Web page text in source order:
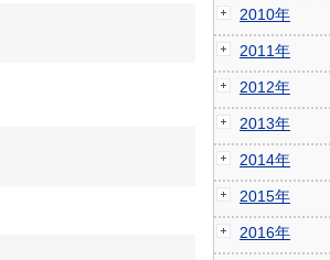
2010年
2011年
2012年
2013年
2014年
2015年
2016年